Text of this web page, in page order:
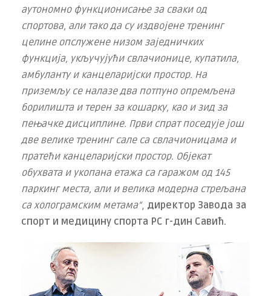
аутономно функционисање за сваки од
спортова, али тако да су издвојене тренинг
целине опслужене низом заједничких
функција, укључујући свлачионице, купатила,
амбуланту и канцеларијски простор. На
приземљу се налазе два потпуно опремљена
борилишта и терен за кошарку, као и зид за
пењачке дисциплине. Први спрат поседује још
две велике тренинг сале са свлачионицама и
пратећи канцеларијски простор. Објекат
обухвата и укопана етажа са гаражом од 145
паркинг места, али и велика модерна стрељана
са холограмским метама“, директор Завода за
спорт и медицину спорта РС г-дин Савић.